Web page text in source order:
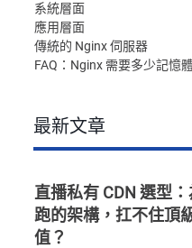
系統層面
應用層面
傳統的 Nginx 伺服器
FAQ：Nginx 需要多少記憶
最新文章
直播私有 CDN 選型
跑的架構，扛不住頂
值？